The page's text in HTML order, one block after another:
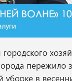
пережило
уборке в